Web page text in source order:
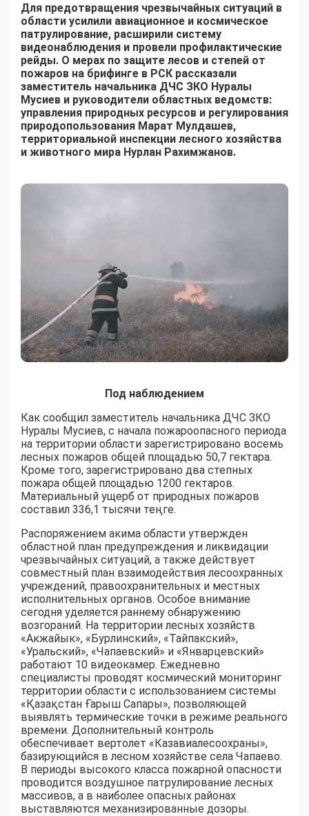
Для предотвращения чрезвычайных ситуаций в
области усилили авиационное и космическое
патрулирование, расширили систему
видеонаблюдения и провели профилактические
рейды. О мерах по защите лесов и степей от
пожаров на брифинге в РСК рассказали
заместитель начальника ДЧС ЗКО Нуралы
Мусиев и руководители областных ведомств:
управления природных ресурсов и регулирования
природопользования Марат Мулдашев,
территориальной инспекции лесного хозяйства
и животного мира Нурлан Рахимжанов.
Под наблюдением
Как сообщил заместитель начальника ДЧС ЗКО
Нуралы Мусиев, с начала пожароопасного периода
на территории области зарегистрировано восемь
лесных пожаров общей площадью 50,7 гектара.
Кроме того, зарегистрировано два степных
пожара общей площадью 1200 гектаров.
Материальный ущерб от природных пожаров
составил 336,1 тысячи теңге.
Распоряжением акима области утвержден
областной план предупреждения и ликвидации
чрезвычайных ситуаций, а также действует
совместный план взаимодействия лесоохранных
учреждений, правоохранительных и местных
исполнительных органов. Особое внимание
сегодня уделяется раннему обнаружению
возгораний. На территории лесных хозяйств
«Акжайык», «Бурлинский», «Тайпакский»,
«Уральский», «Чапаевский» и «Январцевский»
работают 10 видеокамер. Ежедневно
специалисты проводят космический мониторинг
территории области с использованием системы
«Қазақстан Ғарыш Сапары», позволяющей
выявлять термические точки в режиме реального
времени. Дополнительный контроль
обеспечивает вертолет «Казавиалесоохраны»,
базирующийся в лесном хозяйстве села Чапаево.
В периоды высокого класса пожарной опасности
проводится воздушное патрулирование лесных
массивов, а в наиболее опасных районах
выставляются механизированные дозоры.